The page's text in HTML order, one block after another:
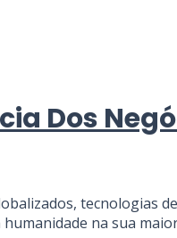
Dos
tecnologias
na sua